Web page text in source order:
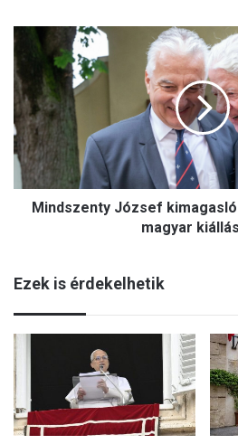
o
m
o
t
ú
j
í
t
o
l
a
l
e
s
M
i
n
d
s
z
e
n
t
s
f
k
i
m
a
g
a
Mindszenty József
magyar
Ezek is érdekelhetik